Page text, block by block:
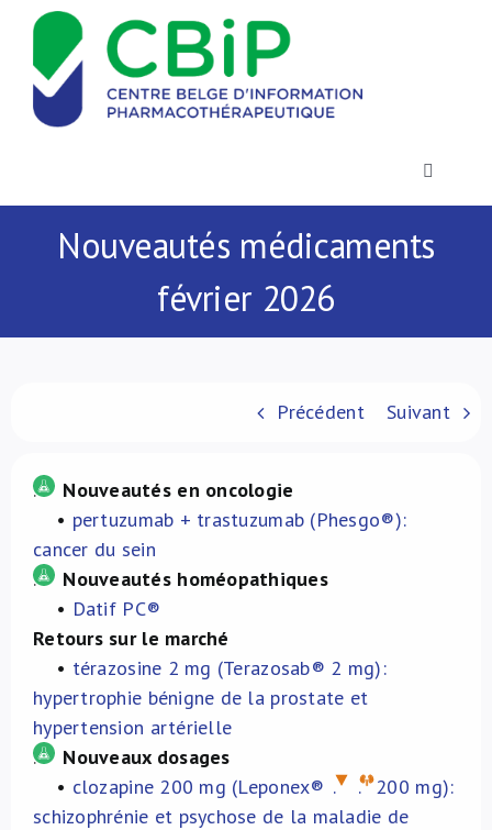
Passer
contenu
Toggle
Actualités
À propos de nous
NL
Nouveautés médicaments
février 2026
Précédent Suivant
.
Nouveautés en oncologie
• pertuzumab + trastuzumab (Phesgo®):
cancer du sein
.
Nouveautés homéopathiques
• Datif PC®
Retours sur le marché
• térazosine 2 mg (Terazosab® 2 mg):
hypertrophie bénigne de la prostate et
hypertension artérielle
.
Nouveaux dosages
• clozapine 200 mg (Leponex® . . 200 mg):
schizophrénie et psychose de la maladie de